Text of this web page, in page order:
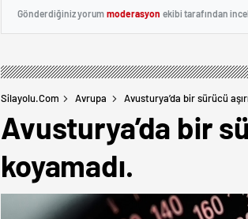
Gönderdiğiniz yorum moderasyon ekibi tarafından
Silayolu.com Avrupa Avusturya’da bir sürücü
Avusturya’da bir
koyamadı.